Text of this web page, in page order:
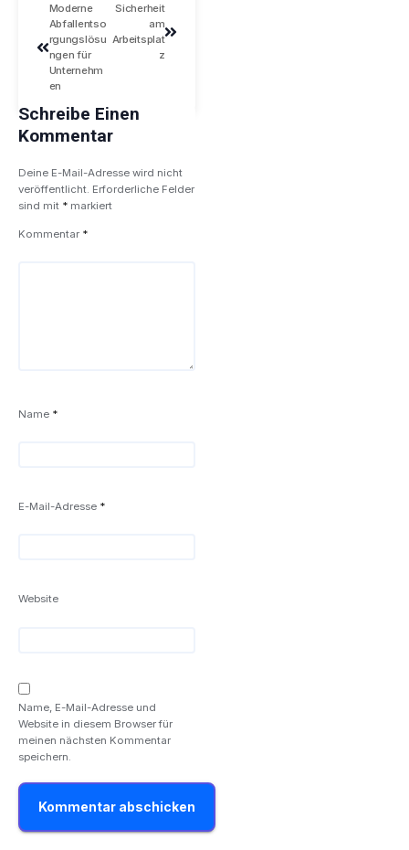
Moderne
Abfallentso
rgungslösu
ngen für
Unternehm
en
Sicherheit
am
Arbeitsplat
z
Schreibe Einen
Kommentar
Deine E-Mail-Adresse wird nicht
veröffentlicht. Erforderliche Felder
sind mit * markiert
Kommentar *
Name *
E-Mail-Adresse *
Website
Name, E-Mail-Adresse und
Website in diesem Browser für
meinen nächsten Kommentar
speichern.